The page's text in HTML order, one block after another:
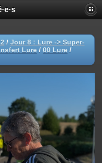
/ Jour 8 : Lure -> Super-
Lure / 00 Lure /